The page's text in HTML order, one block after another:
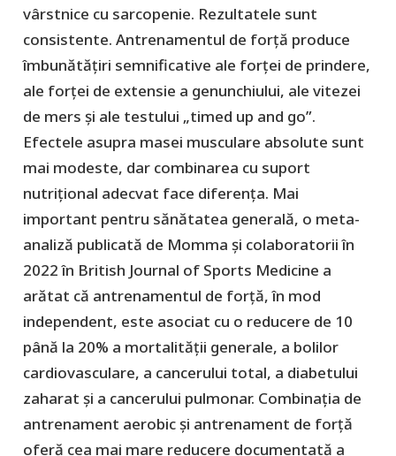
vârstnice cu sarcopenie. Rezultatele sunt
consistente. Antrenamentul de forță produce
îmbunătățiri semnificative ale forței de prindere,
ale forței de extensie a genunchiului, ale vitezei
de mers și ale testului „timed up and go”.
Efectele asupra masei musculare absolute sunt
mai modeste, dar combinarea cu suport
nutrițional adecvat face diferența. Mai
important pentru sănătatea generală, o meta-
analiză publicată de Momma și colaboratorii în
2022 în British Journal of Sports Medicine a
arătat că antrenamentul de forță, în mod
independent, este asociat cu o reducere de 10
până la 20% a mortalității generale, a bolilor
cardiovasculare, a cancerului total, a diabetului
zaharat și a cancerului pulmonar. Combinația de
antrenament aerobic și antrenament de forță
oferă cea mai mare reducere documentată a